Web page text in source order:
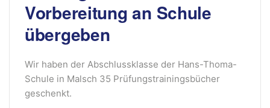
Vorbereitung an Schule
übergeben
Wir haben der Abschlussklasse der Hans-Thoma-
Schule in Malsch 35 Prüfungstrainingsbücher
geschenkt.